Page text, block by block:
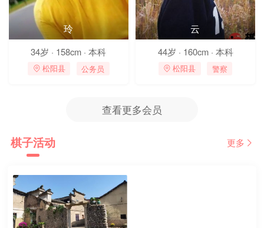
玲
34岁 · 158cm · 本科
 松阳县 公务员
云
44岁 · 160cm · 本科
 松阳县 警察
查看更多会员
棋子活动 更多 